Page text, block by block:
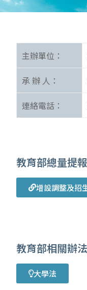
主辦單位：
承 辦 人：
連絡電話：
教育部總量提
增設調整及招
教育部相關辦法
大學法